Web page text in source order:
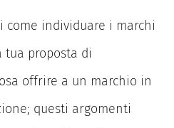
come individuare i marchi
tua proposta di
offrire a un marchio in
questi argomenti